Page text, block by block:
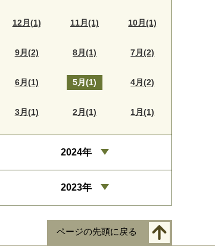
12月(1) 11月(1) 10月(1)
9月(2) 8月(1) 7月(2)
6月(1) 5月(1) 4月(2)
3月(1) 2月(1) 1月(1)
2024年
2023年
ページの先頭に戻る